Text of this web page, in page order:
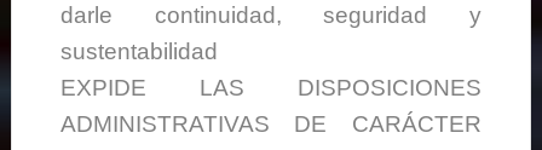
darle continuidad, seguridad y
sustentabilidad
EXPIDE LAS DISPOSICIONES
ADMINISTRATIVAS DE CARÁCTER